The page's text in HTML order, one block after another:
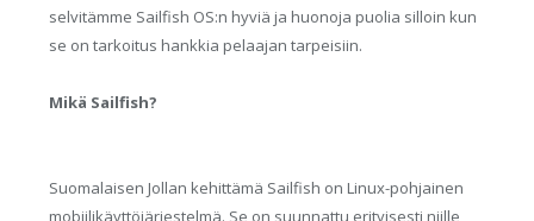
selvitämme Sailfish OS:n hyviä ja huonoja puolia silloin kun
se on tarkoitus hankkia pelaajan tarpeisiin.
Mikä Sailfish?
Suomalaisen Jollan kehittämä Sailfish on Linux-pohjainen
mobiilikäyttöjärjestelmä. Se on suunnattu erityisesti niille